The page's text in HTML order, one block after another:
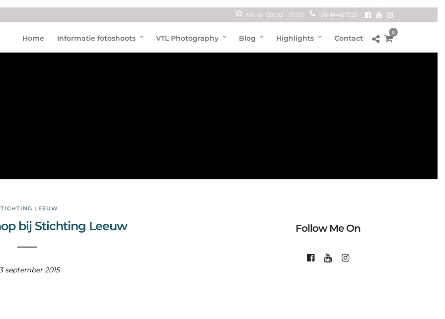
Ma-Vr 09:00 - 17:00 06-14467725
Home Informatie fotoshoots VTL Photography Blog Highlights Contact
0
Land
LEEUW
bij Stichting Leeuw
september 2015
Follow Me On